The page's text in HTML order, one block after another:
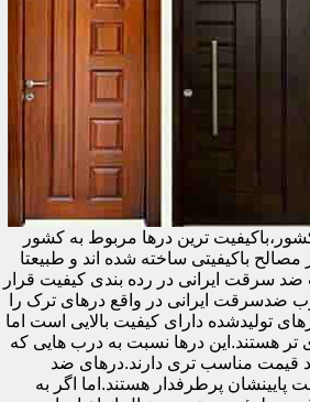
ترین درها مربوط به کشور
مصالح باکیفیتی ساخته شده اند و طبیعتا
ضد سرقت ایرانی در رده بندی کیفیت قرار
ضدسرقت ایرانی در واقع درهای ترک را
تولیدشده دارای کیفیت بالایی است اما
تر هستند.این درها نسبت به درب هایی که
قیمت مناسب تری دارند.درهای ضد
پرطرفدار هستند.اما اگر به